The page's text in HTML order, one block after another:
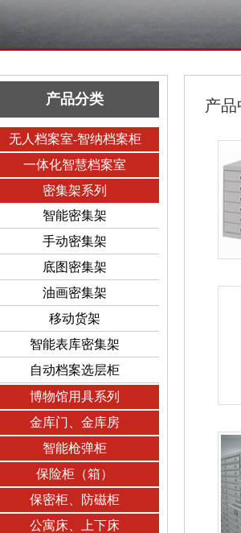
产品分类
无人档案室-智纳档案柜
一体化智慧档案室
密集架系列
智能密集架
手动密集架
底图密集架
油画密集架
移动货架
智能表库密集架
自动档案选层柜
博物馆用具系列
金库门、金库房
智能枪弹柜
保险柜（箱）
保密柜、防磁柜
公寓床、上下床
产品